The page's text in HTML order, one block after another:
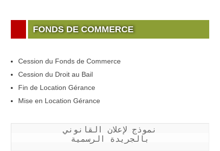
FONDS DE COMMERCE
Cession du Fonds de Commerce
Cession du Droit au Bail
Fin de Location Gérance
Mise en Location Gérance
نموذج لإعلان القانوني
بالجريدة الرسمية